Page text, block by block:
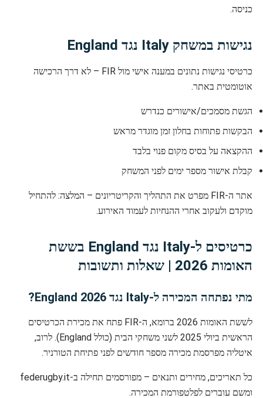
כניסה.
נגישות במשחק Italy נגד England
כרטיסי נגישות נתונים במענה אישי מול FIR – לא דרך הרכישה
אוטומטית באתר.
הגשת מסמכים/אישורים כנדרש
הבקשות פתוחות בחלון זמן מוגדר מראש
ההקצאה על בסיס מקום פנוי בלבד
קבלת אישור מספר ימים לפני המשחק
אתר ה-FIR מפרט את התהליך והקריטריונים – המלצה: להתחיל
מוקדם ולעקוב אחרי ההנחיות לעמוד האירוע.
כרטיסים ל-Italy נגד England בששת
האומות 2026 | שאלות ותשובות
מתי נפתחה המכירה ל-Italy נגד England 2026?
לששת האומות 2026 ברומא, ה-FIR פתח את מכירת הכרטיסים
הראשית ביולי 2025 לשני משחקי הבית (כולל England). לרוב,
איטליה מפרסמת מכירה מספר חודשים לפני פתיחת הטורניר.
כל תאריכים, מחירים ותנאים – מפורסמים תחילה ב-federugby.it
ומשם עוברים לפלטפורמת המכירה.